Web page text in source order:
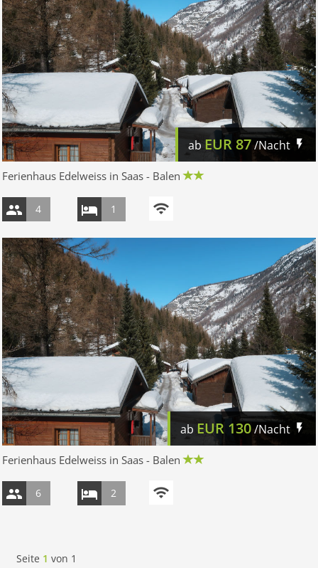
ab EUR 87/Nacht
Ferienhaus Edelweiss in Saas - Balen
4 1
ab EUR 130/Nacht
Ferienhaus Edelweiss in Saas - Balen
6 2
Seite 1 von 1